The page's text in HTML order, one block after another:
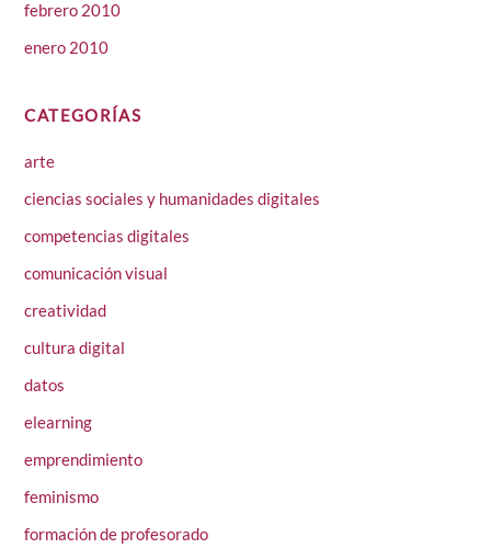
febrero 2010
enero 2010
CATEGORÍAS
arte
ciencias sociales y humanidades digitales
competencias digitales
comunicación visual
creatividad
cultura digital
datos
elearning
emprendimiento
feminismo
formación de profesorado